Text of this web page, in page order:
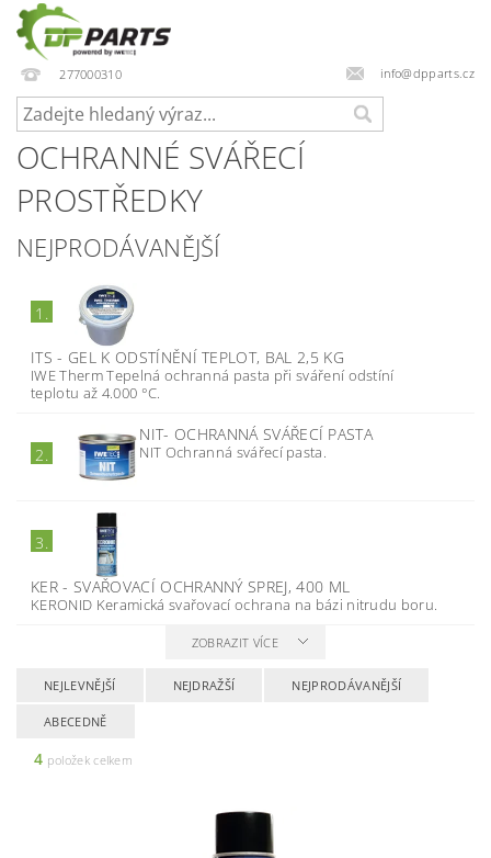
277000310 info@dpparts.cz
OCHRANNÉ SVÁŘECÍ
PROSTŘEDKY
NEJPRODÁVANĚJŠÍ
1.
ITS - GEL K ODSTÍNĚNÍ TEPLOT, BAL 2,5 KG
IWE Therm Tepelná ochranná pasta při sváření odstíní
teplotu až 4.000 °C.
2.
NIT- OCHRANNÁ SVÁŘECÍ PASTA
NIT Ochranná svářecí pasta.
3.
KER - SVAŘOVACÍ OCHRANNÝ SPREJ, 400 ML
KERONID Keramická svařovací ochrana na bázi nitrudu boru.
ZOBRAZIT VÍCE
NEJLEVNĚJŠÍ NEJDRAŽŠÍ NEJPRODÁVANĚJŠÍ
ABECEDNĚ
4 položek celkem